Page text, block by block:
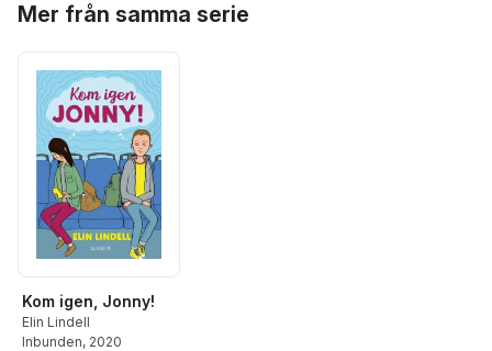
Mer från samma serie
Kom igen, Jonny!
Elin Lindell
Inbunden, 2020